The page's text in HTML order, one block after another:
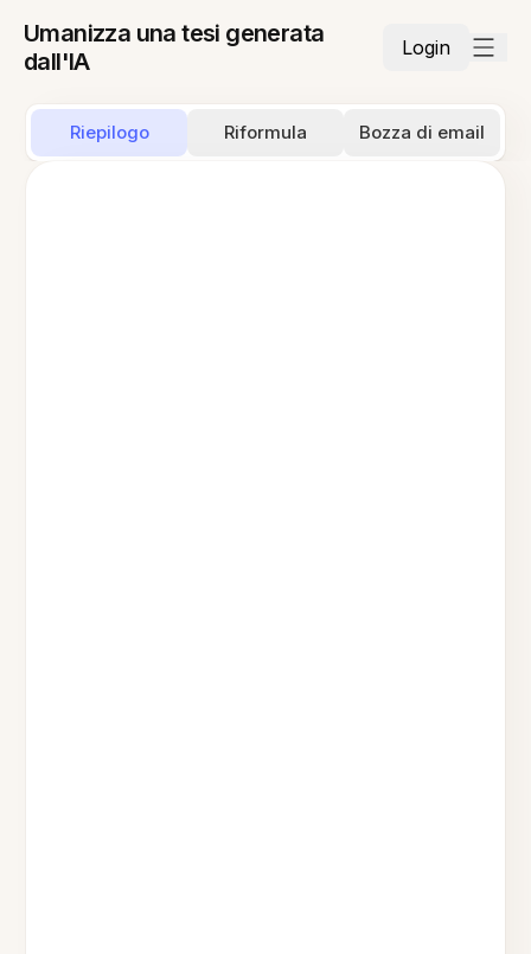
Umanizza una tesi generata
dall'IA
Login
Riepilogo Riformula Bozza di email